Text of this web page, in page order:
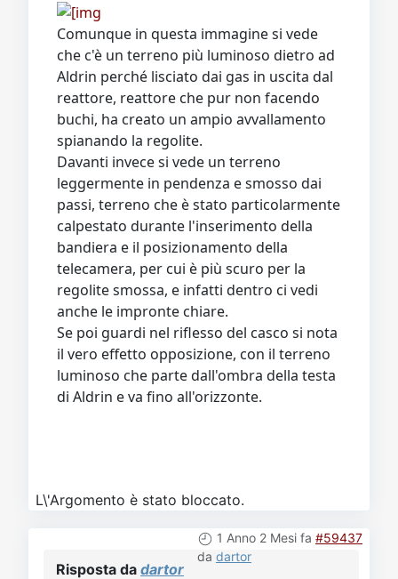
Comunque in questa immagine si vede
che c'è un terreno più luminoso dietro ad
Aldrin perché lisciato dai gas in uscita dal
reattore, reattore che pur non facendo
buchi, ha creato un ampio avvallamento
spianando la regolite.
Davanti invece si vede un terreno
leggermente in pendenza e smosso dai
passi, terreno che è stato particolarmente
calpestato durante l'inserimento della
bandiera e il posizionamento della
telecamera, per cui è più scuro per la
regolite smossa, e infatti dentro ci vedi
anche le impronte chiare.
Se poi guardi nel riflesso del casco si nota
il vero effetto opposizione, con il terreno
luminoso che parte dall'ombra della testa
di Aldrin e va fino all'orizzonte.
L\'Argomento è stato bloccato.
1 Anno 2 Mesi fa #59437
da dartor
Risposta da dartor